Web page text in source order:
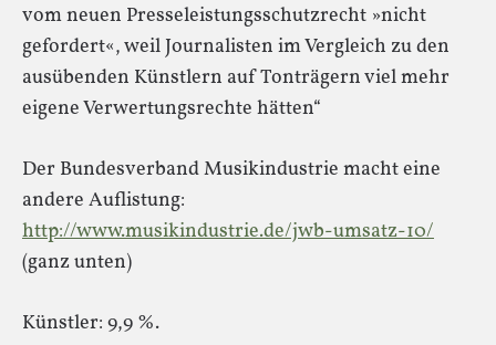
vom neuen Presseleistungsschutzrecht »nicht
gefordert«, weil Journalisten im Vergleich zu den
ausübenden Künstlern auf Tonträgern viel mehr
eigene Verwertungsrechte hätten“
Der Bundesverband Musikindustrie macht eine
andere Auflistung:
http://www.musikindustrie.de/jwb-umsatz-10/
(ganz unten)
Künstler: 9,9 %.